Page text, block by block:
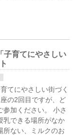
育てにやさしい
てにやさしい街づく
の2回目ですが、ど
参加ください。 小さ
乳できる場所がなか
所ない、ミルクのお